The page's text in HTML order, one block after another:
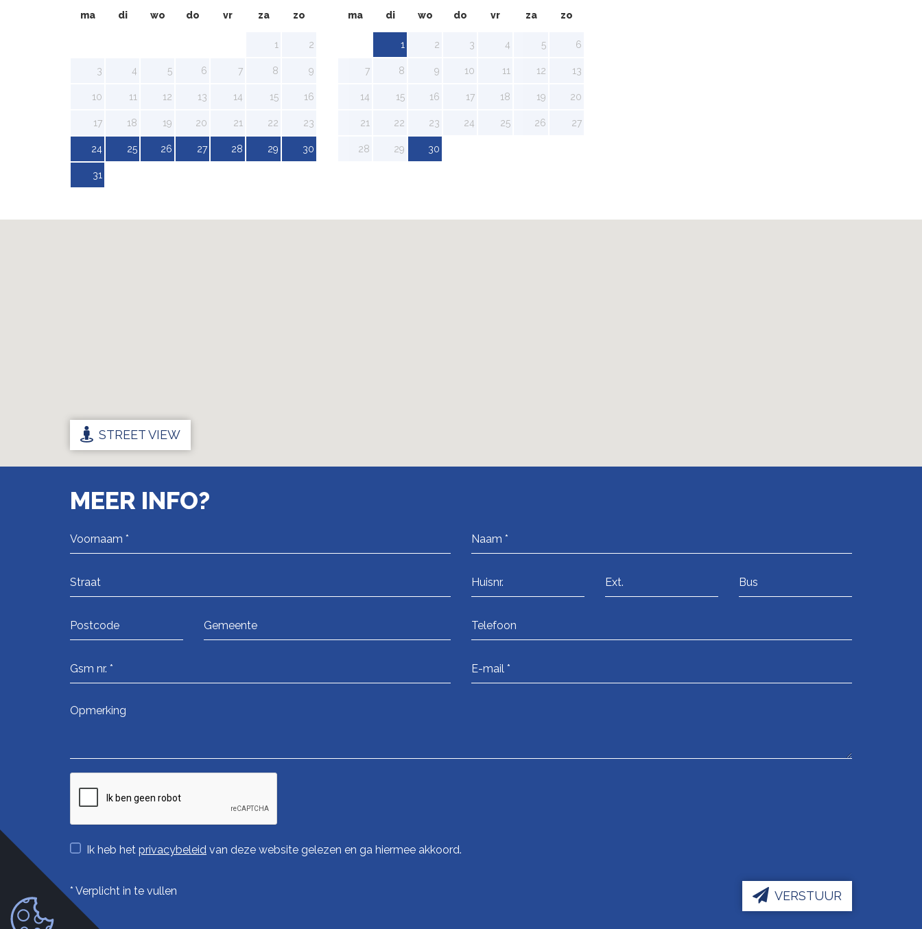
ma di wo do vr za zo
1 2
3 4 5 6 7 8 9
10 11 12 13 14 15 16
17 18 19 20 21 22 23
24 25 26 27 28 29 30
31
ma di wo do vr za zo
1 2 3 4 5 6
7 8 9 10 11 12 13
14 15 16 17 18 19 20
21 22 23 24 25 26 27
28 29 30
STREET VIEW
MEER INFO?
Ik heb het privacybeleid van deze website gelezen en ga hiermee akkoord.
* Verplicht in te vullen VERSTUUR